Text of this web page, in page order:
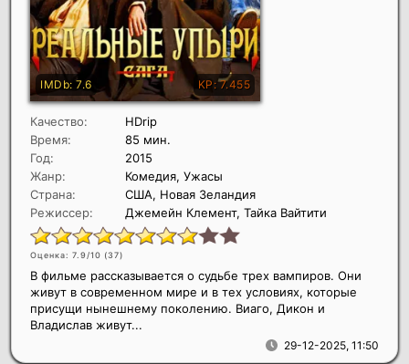
Качество:
HDrip
Время:
85 мин.
Год:
2015
Жанр:
Комедия, Ужасы
Страна:
США, Новая Зеландия
Режиссер:
Джемейн Клемент, Тайка Вайтити
Оценка: 7.9/10 (37)
29-12-2025, 11:50
В фильме рассказывается о судьбе трех вампиров. Они
живут в современном мире и в тех условиях, которые
присущи нынешнему поколению. Виаго, Дикон и
Владислав живут...